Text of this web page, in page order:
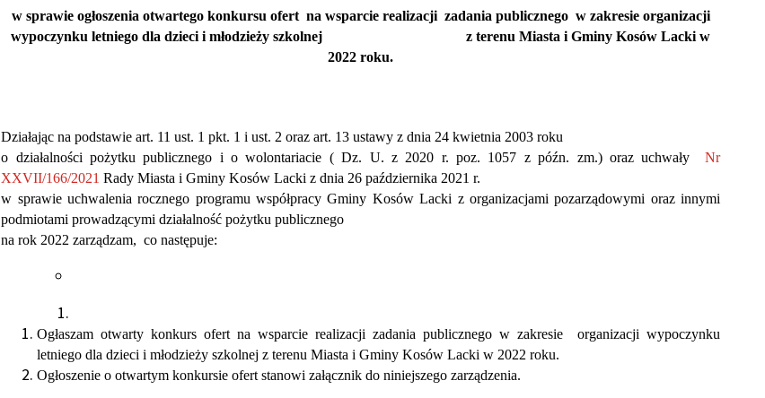
w sprawie ogłoszenia otwartego konkursu ofert na wsparcie realizacji zadania publicznego w zakresie organizacji
wypoczynku letniego dla dzieci i młodzieży szkolnej z terenu Miasta i Gminy Kosów Lacki w
2022 roku.
Działając na podstawie art. 11 ust. 1 pkt. 1 i ust. 2 oraz art. 13 ustawy z dnia 24 kwietnia 2003 roku
o działalności pożytku publicznego i o wolontariacie ( Dz. U. z 2020 r. poz. 1057 z późn. zm.) oraz uchwały Nr
XXVII/166/2021Rady Miasta i Gminy Kosów Lacki z dnia 26 października 2021 r.
w sprawie uchwalenia rocznego programu współpracy Gminy Kosów Lacki z organizacjami pozarządowymi oraz innymi
podmiotami prowadzącymi działalność pożytku publicznego
na rok 2022 zarządzam, co następuje:
Ogłaszam otwarty konkurs ofert na wsparcie realizacji zadania publicznego w zakresie organizacji wypoczynku
letniego dla dzieci i młodzieży szkolnej z terenu Miasta i Gminy Kosów Lacki w 2022 roku.
Ogłoszenie o otwartym konkursie ofert stanowi załącznik do niniejszego zarządzenia.